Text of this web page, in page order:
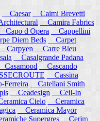
Caesar
Caimi Brevetti
Camira Fabrics
Capo d Opera
Cappellini
Diem Beds
Carpet
Carpyen
Carre Bleu
Casalgrande Padana
Casamood
Cascando
Cassina
Ferreira
Catellani Smith
Ceadesign
Ceil-In
Cielo
Ceramica
Ceramica Mayor
Supergres Cerim